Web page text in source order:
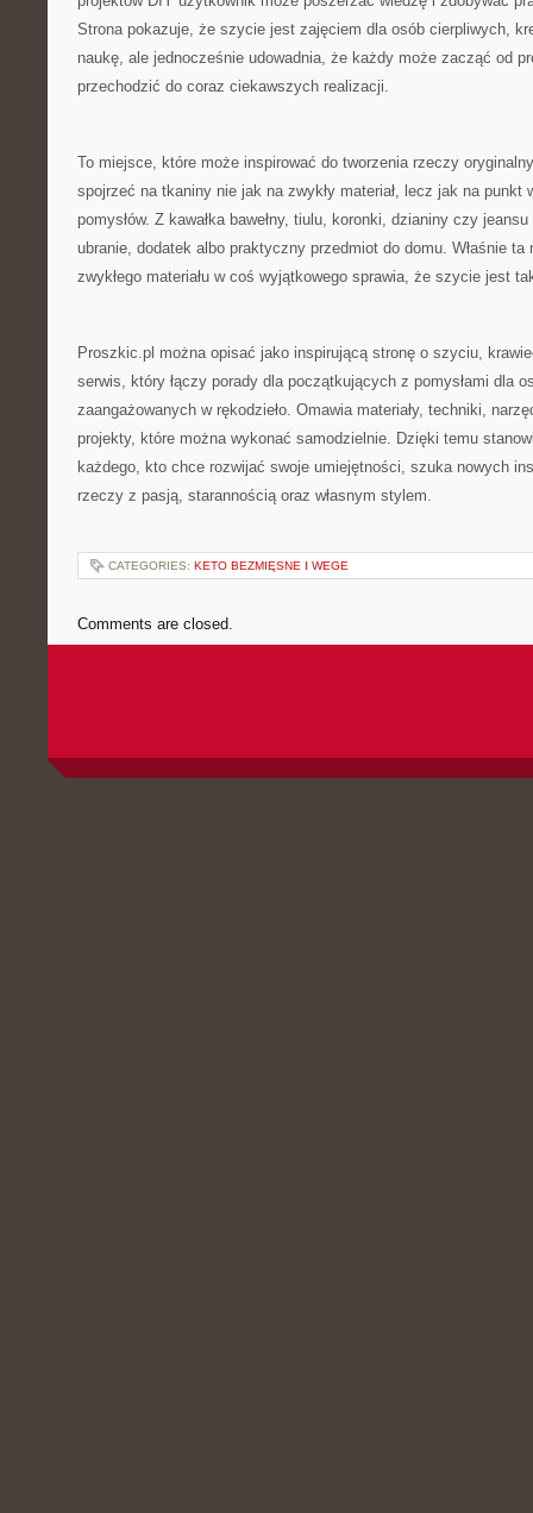
Strona pokazuje, że szycie jest zajęciem dla osób cierpliwych,
naukę, ale jednocześnie udowadnia, że każdy może zacząć od
przechodzić do coraz ciekawszych realizacji.
To miejsce, które może inspirować do tworzenia rzeczy
spojrzeć na tkaniny nie jak na zwykły materiał, lecz jak na punkt
pomysłów. Z kawałka bawełny, tiulu, koronki, dzianiny czy
ubranie, dodatek albo praktyczny przedmiot do domu. Właśnie
zwykłego materiału w coś wyjątkowego sprawia, że szycie jest
Proszkic.pl można opisać jako inspirującą stronę o szyciu,
serwis, który łączy porady dla początkujących z pomysłami dla
zaangażowanych w rękodzieło. Omawia materiały, techniki,
projekty, które można wykonać samodzielnie. Dzięki temu
każdego, kto chce rozwijać swoje umiejętności, szuka nowych
rzeczy z pasją, starannością oraz własnym stylem.
CATEGORIES: KETO BEZMIĘSNE I WEGE
Comments are closed.